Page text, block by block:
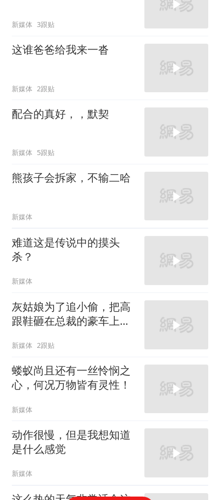
新媒体 3跟贴
这谁爸爸给我来一沓
新媒体 2跟贴
配合的真好，，默契
新媒体 5跟贴
熊孩子会拆家，不输二哈
新媒体
难道这是传说中的摸头
杀？
新媒体
灰姑娘为了追小偷，把高
跟鞋砸在总裁的豪车上，
新媒体 2跟贴
蝼蚁尚且还有一丝怜悯之
心，何况万物皆有灵性！
新媒体
动作很慢，但是我想知道
是什么感觉
新媒体